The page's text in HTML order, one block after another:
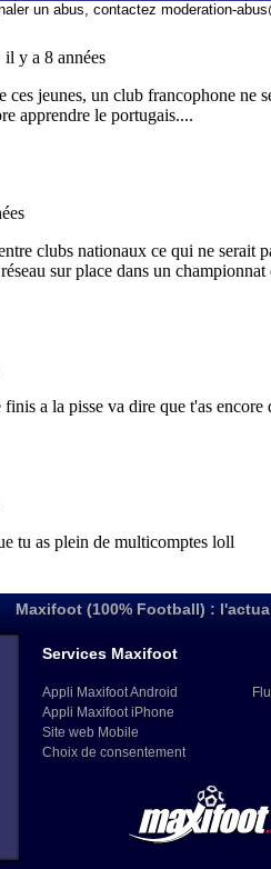
un abus, contactez moderation-
Maxifoot (100% Football) :
Services Maxifoot
Appli Maxifoot Android
Appli Maxifoot iPhone
Site web Mobile
Choix de consentement